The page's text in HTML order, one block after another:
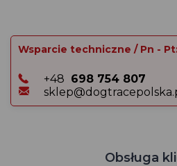
Wsparcie techniczne / Pn -
+48 698 754 807
Obsługa